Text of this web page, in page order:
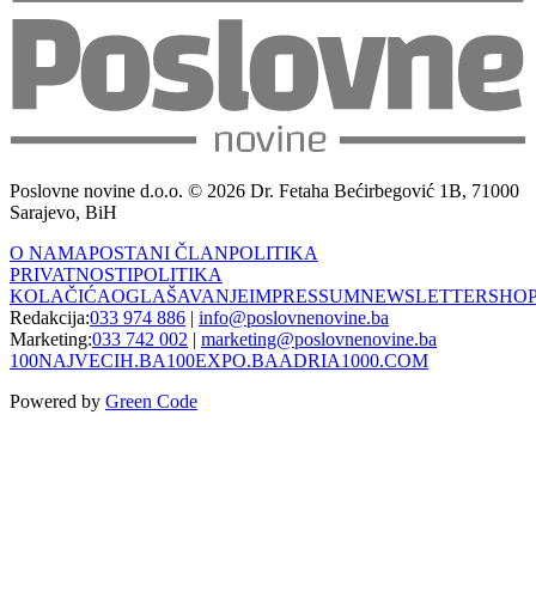
Poslovne novine d.o.o. © 2026 Dr. Fetaha Bećirbegović 1B, 71000
Sarajevo, BiH
O NAMAPOSTANI ČLANPOLITIKA
PRIVATNOSTIPOLITIKA
KOLAČIĆAOGLAŠAVANJEIMPRESSUMNEWSLETTER
Redakcija:033 974 886 | info@poslovnenovine.ba
Marketing:033 742 002 | marketing@poslovnenovine.ba
100NAJVECIH.BA100EXPO.BAADRIA1000.COM
Powered by Green Code